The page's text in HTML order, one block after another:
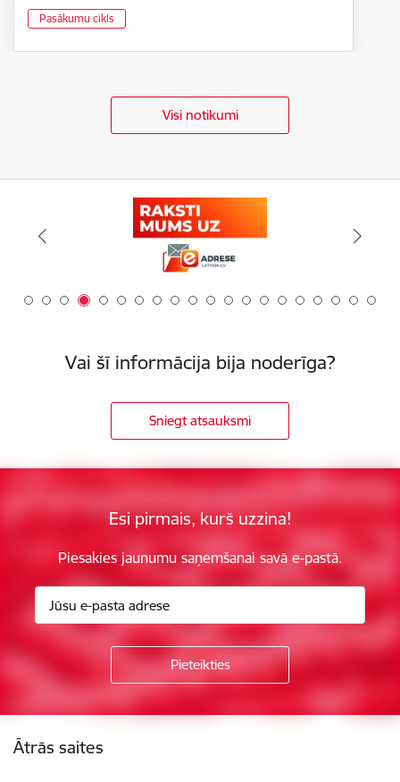
Pasākumu cikls
Visi notikumi
Vai šī informācija bija noderīga?
Sniegt atsauksmi
Esi pirmais, kurš uzzina!
Piesakies jaunumu saņemšanai savā e-pastā.
Ātrās saites